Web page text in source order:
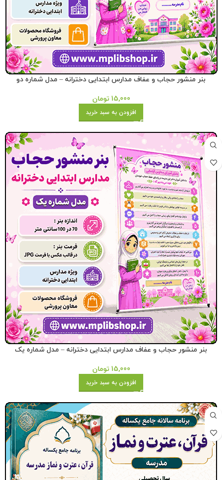
بنر منشور حجاب و عفاف مدارس ابتدایی دخترانه – مدل شماره دو
15,000 تومان
افزودن به سبد خرید
بنر منشور حجاب و عفاف مدارس ابتدایی دخترانه – مدل شماره یک
15,000 تومان
افزودن به سبد خرید